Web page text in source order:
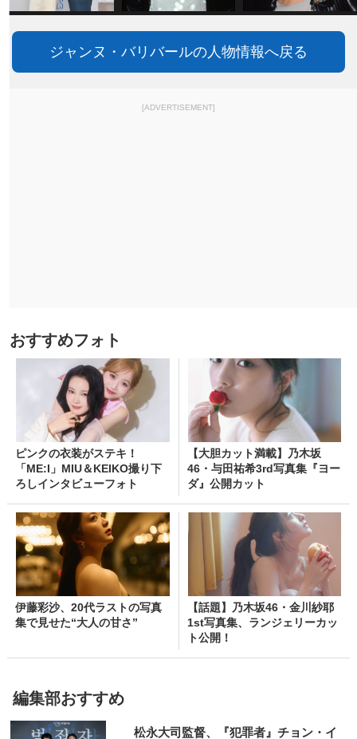
ジャンヌ・バリバールの人物情報へ戻る
[ADVERTISEMENT]
おすすめフォト
ピンクの衣装がステキ！
「ME:I」MIU＆KEIKO撮り下
ろしインタビューフォト
【大胆カット満載】乃木坂
46・与田祐希3rd写真集『ヨー
ダ』公開カット
伊藤彩沙、20代ラストの写真
集で見せた“大人の甘さ”
【話題】乃木坂46・金川紗耶
1st写真集、ランジェリーカッ
ト公開！
編集部おすすめ
松永大司監督、『犯罪者』チョン・イ